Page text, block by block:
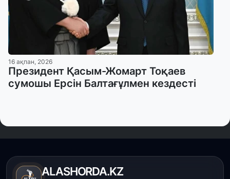
16 ақпан, 2026
Президент Қасым-Жомарт Тоқаев
сумошы Ерсін Балтағұлмен кездесті
ALASHORDA.KZ